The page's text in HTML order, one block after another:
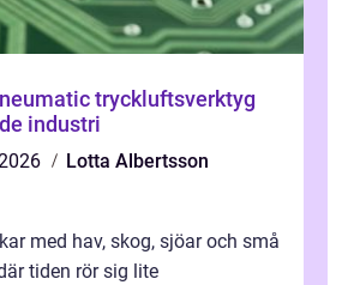
tryckluftsverktyg
industri
Lotta Albertsson
med hav, skog, sjöar och små
tiden rör sig lite